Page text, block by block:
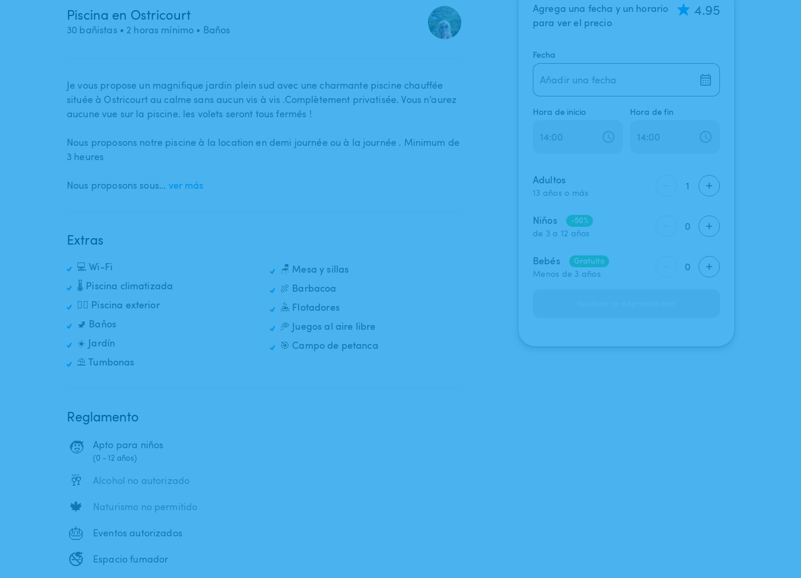
Piscina en Ostricourt
30 bañistas • 2 horas mínimo • Baños
Je vous propose un magnifique jardin plein sud avec une charmante piscine chauffée
située à Ostricourt au calme sans aucun vis à vis .Complètement privatisée. Vous n’aurez
aucune vue sur la piscine. les volets seront tous fermés !
Nous proposons notre piscine à la location en demi journée ou à la journée . Minimum de
3 heures
Nous proposons sous… ver más
Extras
💻 Wi-Fi
🌡️ Piscina climatizada
🏊‍♂️ Piscina exterior
🚽 Baños
☀️ Jardín
⛱️ Tumbonas
🪑 Mesa y sillas
🍖 Barbacoa
🤽 Flotadores
🥏 Juegos al aire libre
🎯 Campo de petanca
Reglamento
🧒 Apto para niños
(0 - 12 años)
🥂 Alcohol no autorizado
🍁 Naturismo no permitido
🎂 Eventos autorizados
🚭 Espacio fumador
Agrega una fecha y un horario
para ver el precio
4.95
Fecha
Añadir una fecha
Hora de inicio Hora de fin
Adultos
13 años o más
1
Niños
-50%
de 3 a 12 años
0
Bebés
Gratuito
Menos de 3 años
0